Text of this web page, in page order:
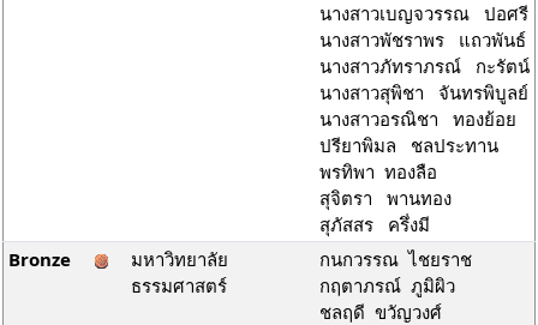
นางสาวเบญจวรรณ ปอศรี
นางสาวพัชราพร แถวพันธ์
นางสาวภัทราภรณ์ กะรัตน์
นางสาวสุพิชา จันทรพิบูลย์
นางสาวอรณิชา ทองย้อย
ปรียาพิมล ชลประทาน
พรทิพา ทองลือ
สุจิตรา พานทอง
สุภัสสร ครึ่งมี
Bronze
มหาวิทยาลัย
ธรรมศาสตร์
กนกวรรณ ไชยราช
กฤตาภรณ์ ภูมิผิว
ชลฤดี ขวัญวงศ์